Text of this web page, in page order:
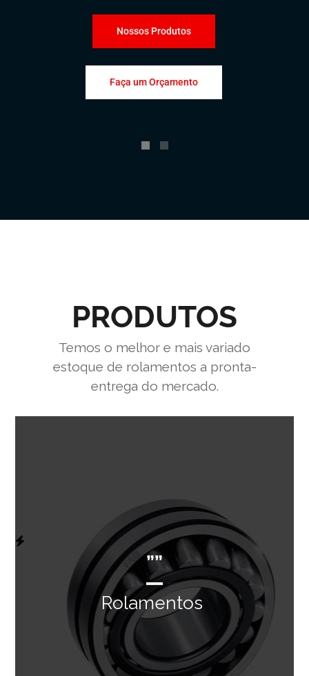
Nossos Produtos
Faça um Orçamento
PRODUTOS
Temos o melhor e mais variado
estoque de rolamentos a pronta-
entrega do mercado.
””
Rolamentos